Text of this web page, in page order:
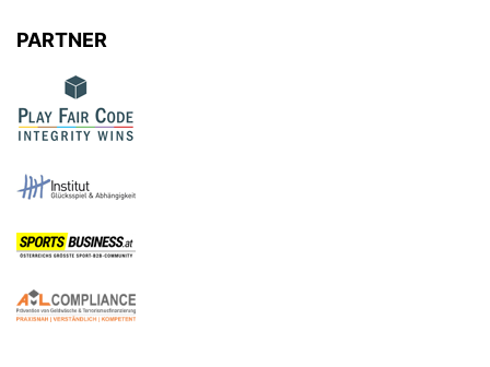
PARTNER